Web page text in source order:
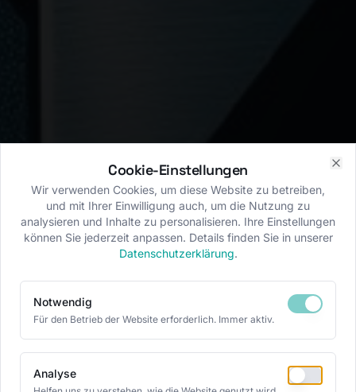
Cookie-Einstellungen
Wir verwenden Cookies, um diese Website zu betreiben,
und mit Ihrer Einwilligung auch, um die Nutzung zu
analysieren und Inhalte zu personalisieren. Ihre Einstellungen
können Sie jederzeit anpassen. Details finden Sie in unserer
Datenschutzerklärung.
Notwendig
Für den Betrieb der Website erforderlich. Immer aktiv.
Analyse